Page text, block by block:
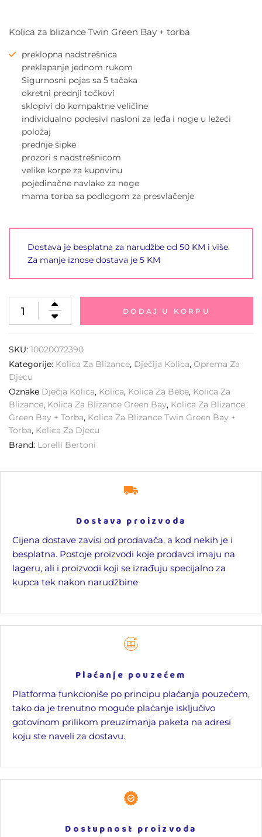
Kolica za blizance Twin Green Bay + torba
preklopna nadstrešnica
preklapanje jednom rukom
Sigurnosni pojas sa 5 tačaka
okretni prednji točkovi
sklopivi do kompaktne veličine
individualno podesivi nasloni za leđa i noge u ležeći
položaj
prednje šipke
prozori s nadstrešnicom
velike korpe za kupovinu
pojedinačne navlake za noge
mama torba sa podlogom za presvlačenje
Dostava je besplatna za narudžbe od 50 KM i više.
Za manje iznose dostava je 5 KM
DODAJ U KORPU
SKU: 10020072390
Kategorije: Kolica Za Blizance, Dječija Kolica, Oprema Za
Djecu
Oznake Dječja Kolica, Kolica, Kolica Za Bebe, Kolica Za
Blizance, Kolica Za Blizance Green Bay, Kolica Za Blizance
Green Bay + Torba, Kolica Za Blizance Twin Green Bay +
Torba, Kolica Za Djecu
Brand: Lorelli Bertoni
Dostava proizvoda
Cijena dostave zavisi od prodavača, a kod nekih je i
besplatna. Postoje proizvodi koje prodavci imaju na
lageru, ali i proizvodi koji se izrađuju specijalno za
kupca tek nakon narudžbine
Plaćanje pouzećem
Platforma funkcioniše po principu plaćanja pouzećem,
tako da je trenutno moguće plaćanje isključivo
gotovinom prilikom preuzimanja paketa na adresi
koju ste naveli za dostavu.
Dostupnost proizvoda